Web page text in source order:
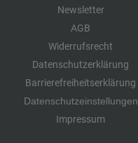
Newsletter
AGB
Widerrufsrecht
Datenschutzerklärung
Barrierefreiheitserklärung
Datenschutzeinstellungen
Impressum